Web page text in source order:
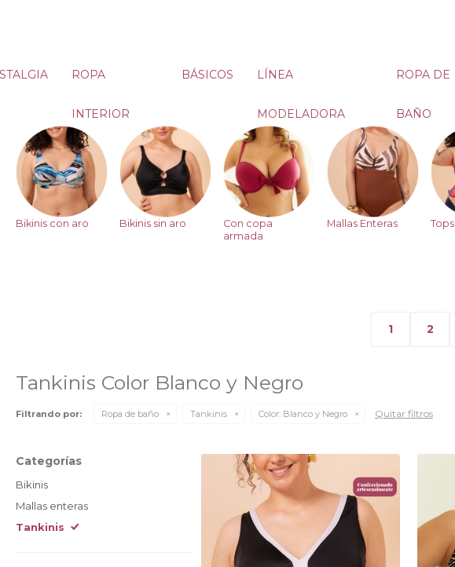
ROPA
INTERIOR
BÁSICOS LÍNEA
MODELADORA
ROPA DE
BAÑO
Bikinis con aro Bikinis sin aro
Con copa
armada
Mallas Enteras Tops
1 2
Tankinis Color Blanco y Negro
Filtrando por: Ropa de baño Tankinis Color: Blanco y Negro Quitar filtros
Categorías
Bikinis
Mallas enteras
Tankinis